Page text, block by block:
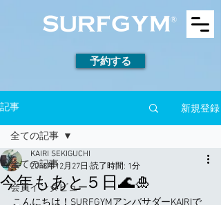
予約する
記事 新規登録
全ての記事
会員インタビュー
全ての記事
今年もあと５日🌊🎍
KAIRI SEKIGUCHI
2018年12月27日 読了時間: 1分
こんにちは！SURFGYMアンバサダーKAIRIで